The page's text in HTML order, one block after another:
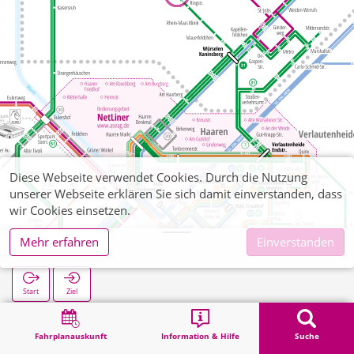
Fahrplanauskunft Information & Hilfe Suche
Kirche
Start Ziel
Kirche
Diese Webseite verwendet Cookies. Durch die Nutzung
unserer Webseite erklären Sie sich damit einverstanden, dass
wir Cookies einsetzen.
Mehr erfahren
Einverstanden